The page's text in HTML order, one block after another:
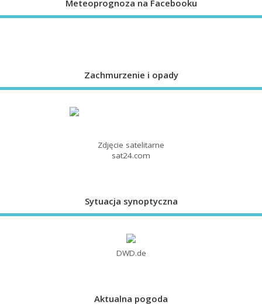
Meteoprognoza na Facebooku
Zachmurzenie i opady
Zdjęcie satelitarne
sat24.com
Sytuacja synoptyczna
DWD.de
Aktualna pogoda